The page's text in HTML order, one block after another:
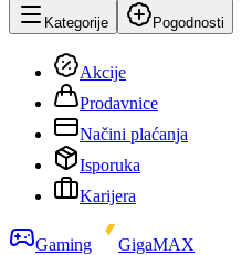
Kategorije Pogodnosti
Akcije
Prodavnice
Načini plaćanja
Isporuka
Karijera
Gaming
GigaMAX